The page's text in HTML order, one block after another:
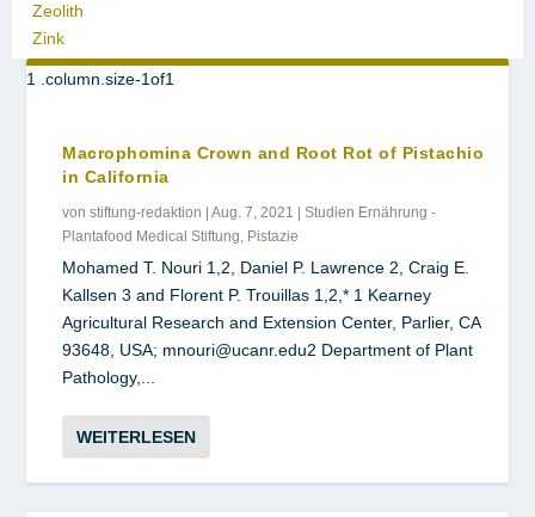
Zeolith
Zink
Macrophomina Crown and Root Rot of Pistachio
in California
vonstiftung-redaktion |Aug. 7, 2021 |Studien Ernährung -
Plantafood Medical Stiftung, Pistazie
Mohamed T. Nouri 1,2, Daniel P. Lawrence 2, Craig E.
Kallsen 3 and Florent P. Trouillas 1,2,* 1 Kearney
Agricultural Research and Extension Center, Parlier, CA
93648, USA; mnouri@ucanr.edu2 Department of Plant
Pathology,...
WEITERLESEN